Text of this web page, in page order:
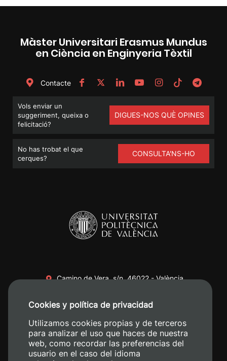
Màster Universitari Erasmus Mundus
en Ciència en Enginyeria Tèxtil
Contacte
Vols enviar un
suggeriment, queixa o
felicitació?
DIGUES-NOS QUÈ OPINES
No has trobat el que
cerques?
CONSULTA'NS-HO
Camino de Vera, s/n. 46022 - València
+34 620 04 00 50
Cookies y política de privacidad
Utilizamos cookies propias y de terceros
para analizar el uso que haces de nuestra
web, como recordar las preferencias del
usuario en el caso del idioma